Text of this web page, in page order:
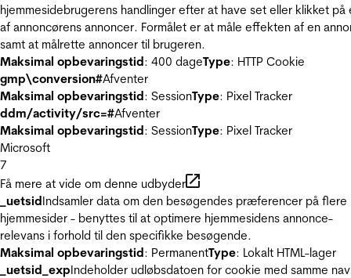
hjemmesidebrugerens handlinger efter at have set eller klikket på
af annoncørens annoncer. Formålet er at måle effekten af en
samt at målrette annoncer til brugeren.
Maksimal opbevaringstid: 400 dageType: HTTP Cookie
gmp\conversion#Afventer
Maksimal opbevaringstid: SessionType: Pixel Tracker
ddm/activity/src=#Afventer
Maksimal opbevaringstid: SessionType: Pixel Tracker
Microsoft
7
Få mere at vide om denne udbyder
_uetsidIndsamler data om den besøgendes præferencer på flere
hjemmesider - benyttes til at optimere hjemmesidens annonce-
relevans i forhold til den specifikke besøgende.
Maksimal opbevaringstid: PermanentType: Lokalt HTML-lager
_uetsid_expIndeholder udløbsdatoen for cookie med samme